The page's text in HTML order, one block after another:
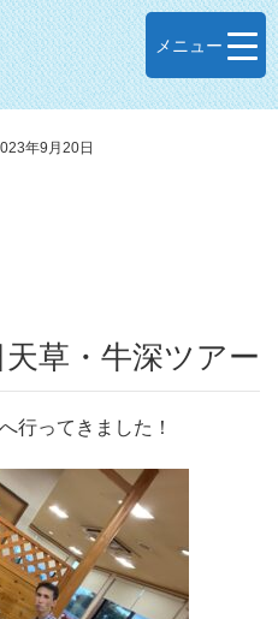
メニュー
年9月20日
天草・牛深ツアー
行ってきました！